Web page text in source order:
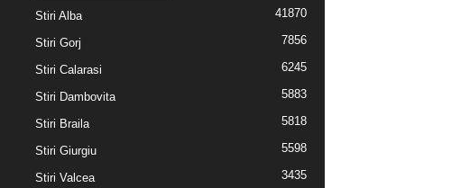
Stiri Alba 41870
Stiri Gorj 7856
Stiri Calarasi 6245
Stiri Dambovita 5883
Stiri Braila 5818
Stiri Giurgiu 5598
Stiri Valcea 3435